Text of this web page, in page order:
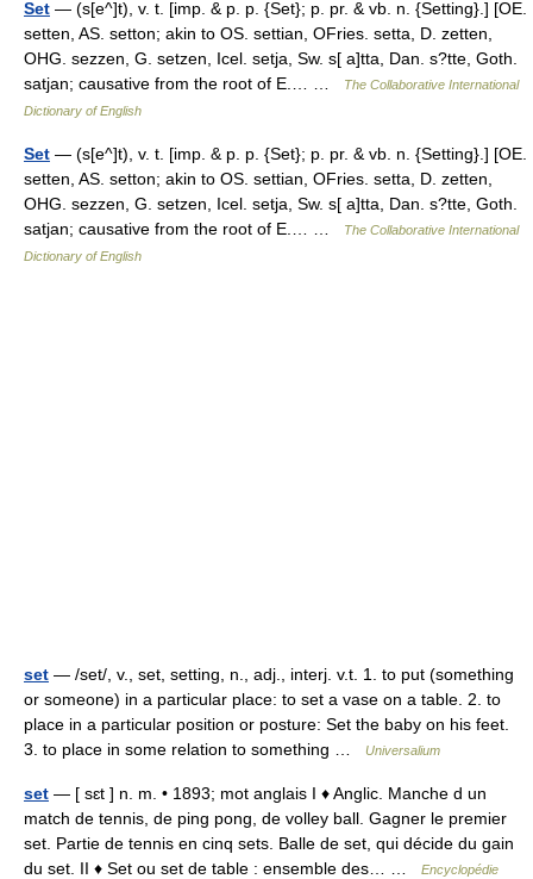
Set — (s[e^]t), v. t. [imp. & p. p. {Set}; p. pr. & vb. n. {Setting}.] [OE.
setten, AS. setton; akin to OS. settian, OFries. setta, D. zetten,
OHG. sezzen, G. setzen, Icel. setja, Sw. s[ a]tta, Dan. s?tte, Goth.
satjan; causative from the root of E.… …
The Collaborative International
Dictionary of English
Set — (s[e^]t), v. t. [imp. & p. p. {Set}; p. pr. & vb. n. {Setting}.] [OE.
setten, AS. setton; akin to OS. settian, OFries. setta, D. zetten,
OHG. sezzen, G. setzen, Icel. setja, Sw. s[ a]tta, Dan. s?tte, Goth.
satjan; causative from the root of E.… …
The Collaborative International
Dictionary of English
set — /set/, v., set, setting, n., adj., interj. v.t. 1. to put (something
or someone) in a particular place: to set a vase on a table. 2. to
place in a particular position or posture: Set the baby on his feet.
3. to place in some relation to something …
Universalium
set — [ sɛt ] n. m. • 1893; mot anglais I ♦ Anglic. Manche d un
match de tennis, de ping pong, de volley ball. Gagner le premier
set. Partie de tennis en cinq sets. Balle de set, qui décide du gain
du set. II ♦ Set ou set de table : ensemble des… …
Encyclopédie